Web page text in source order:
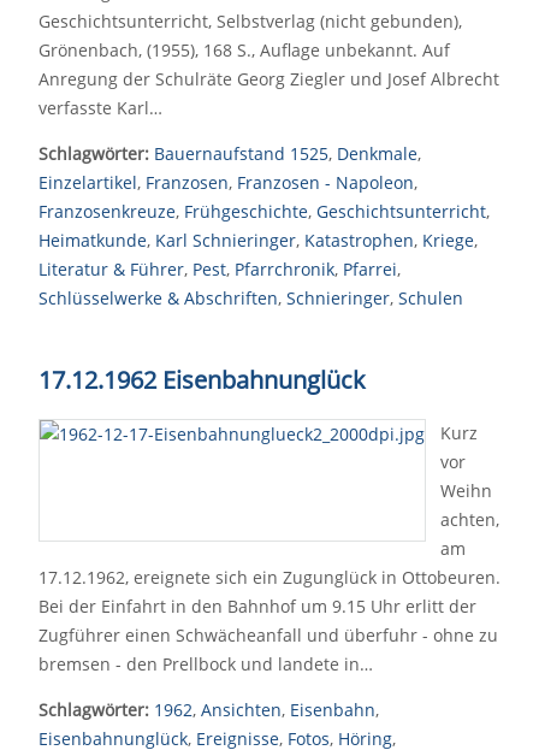
Geschichtsunterricht, Selbstverlag (nicht gebunden),
Grönenbach, (1955), 168 S., Auflage unbekannt. Auf
Anregung der Schulräte Georg Ziegler und Josef Albrecht
verfasste Karl…
Schlagwörter: Bauernaufstand 1525, Denkmale,
Einzelartikel, Franzosen, Franzosen - Napoleon,
Franzosenkreuze, Frühgeschichte, Geschichtsunterricht,
Heimatkunde, Karl Schnieringer, Katastrophen, Kriege,
Literatur & Führer, Pest, Pfarrchronik, Pfarrei,
Schlüsselwerke & Abschriften, Schnieringer, Schulen
17.12.1962 Eisenbahnunglück
Kurz
vor
Weihn
achten,
am
17.12.1962, ereignete sich ein Zugunglück in Ottobeuren.
Bei der Einfahrt in den Bahnhof um 9.15 Uhr erlitt der
Zugführer einen Schwächeanfall und überfuhr - ohne zu
bremsen - den Prellbock und landete in…
Schlagwörter: 1962, Ansichten, Eisenbahn,
Eisenbahnunglück, Ereignisse, Fotos, Höring,